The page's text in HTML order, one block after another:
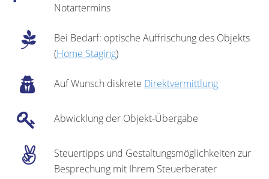
Notartermins
Bei Bedarf: optische Auffrischung des Objekts
(Home Staging)
Auf Wunsch diskrete Direktvermittlung
Abwicklung der Objekt-Übergabe
Steuertipps und Gestaltungsmöglichkeiten zur
Besprechung mit Ihrem Steuerberater